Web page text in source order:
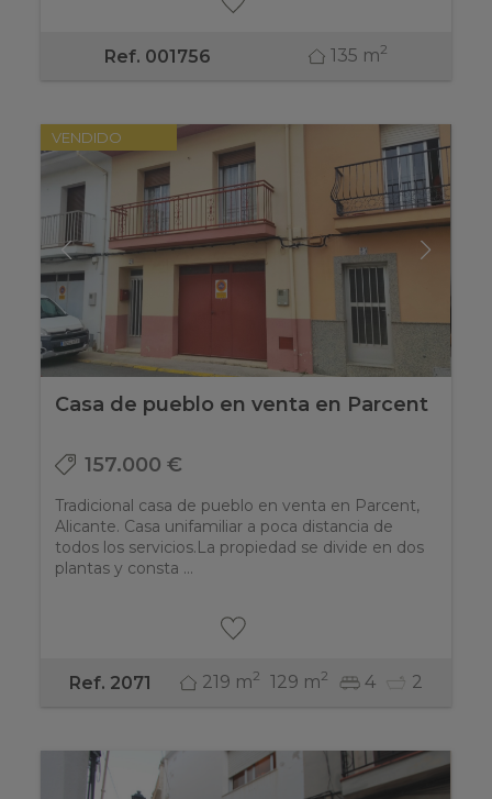
Ref. 001756 135 m2
VENDIDO
Casa de pueblo en venta en Parcent
157.000 €
Tradicional casa de pueblo en venta en Parcent,
Alicante. Casa unifamiliar a poca distancia de
todos los servicios.La propiedad se divide en dos
plantas y consta ...
Ref. 2071 219 m2 129 m2 4 2